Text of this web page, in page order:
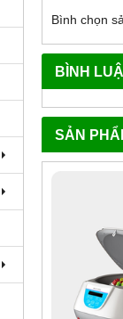
Bình chọn
BÌNH
SẢN